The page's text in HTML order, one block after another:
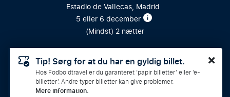
Estadio de Vallecas, Madrid
5 eller 6 december
(Mindst) 2 nætter
Tip! Sørg for at du har en gyldig billet.
Hos Fodboldtravel er du garanteret ‘papir billetter’ eller ‘e-
billetter’. Andre typer billetter kan give problemer.
Mere information.